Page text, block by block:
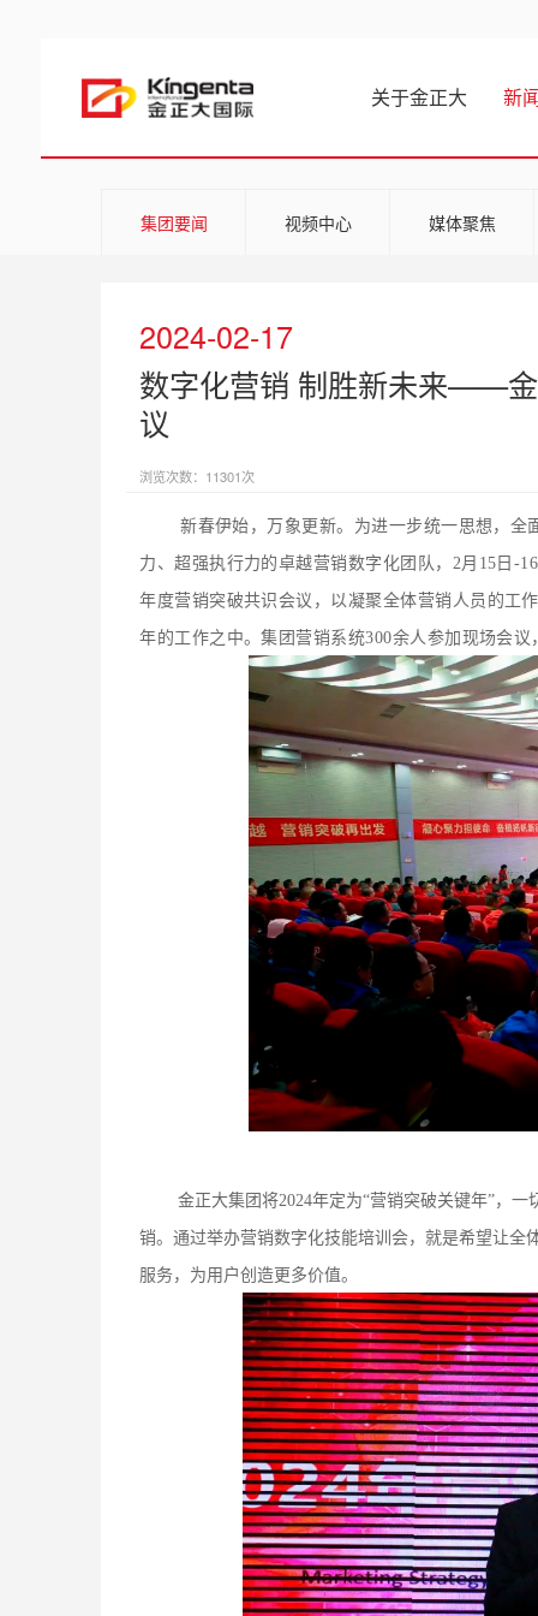
关于金正大 新
集团要闻 视频中心 媒体聚焦
2024-02-17
数字化营销 制胜新未来——
议
浏览次数：11301次
新春伊始，万象更新。为进一步统一思想，
力、超强执行力的卓越营销数字化团队， 2月15日-
年度营销突破共识会议，以凝聚全体营销人员的工
年的工作之中。集团营销系统300余人参加现场会
金正大集团将2024年定为“营销突破关键年”，
销。通过举办营销数字化技能培训会，就是希望让
服务，为用户创造更多价值。